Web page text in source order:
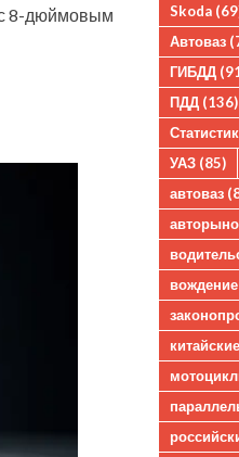
с 8-дюймовым
Skoda
Автоваз
ГИБДД
ПДД (136)
УАЗ (85)
автоваз
вождение